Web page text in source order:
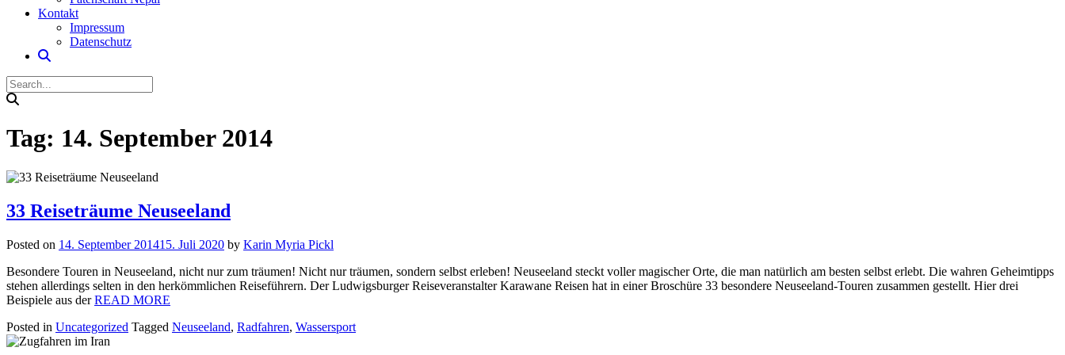
Kontakt
Impressum
Datenschutz
Tag: 14. September 2014
33 Reiseträume Neuseeland
Posted on 14. September 201415. Juli 2020 by Karin Myria Pickl
Besondere Touren in Neuseeland, nicht nur zum träumen! Nicht nur träumen, sondern selbst erleben! Neuseeland steckt voller magischer Orte, die man natürlich am besten selbst erlebt. Die wahren Geheimtipps
stehen allerdings selten in den herkömmlichen Reiseführern. Der Ludwigsburger Reiseveranstalter Karawane Reisen hat in einer Broschüre 33 besondere Neuseeland-Touren zusammen gestellt. Hier drei
Beispiele aus derREAD MORE
Posted in Uncategorized Tagged Neuseeland, Radfahren, Wassersport